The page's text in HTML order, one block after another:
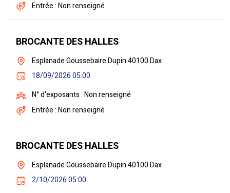
Entrée : Non renseigné
BROCANTE DES HALLES
Esplanade Goussebaire Dupin 40100 Dax
18/09/2026 05:00
N° d'exposants : Non renseigné
Entrée : Non renseigné
BROCANTE DES HALLES
Esplanade Goussebaire Dupin 40100 Dax
2/10/2026 05:00